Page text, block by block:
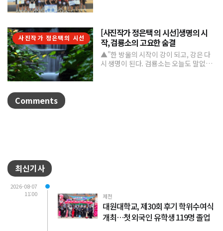
사진작가 정은택의 시선
[사진작가 정은택 의 시선]생명의 시
작, 검룡소의 고요한 숨결
▲"한 방울의 시작이 강이 되고, 강은 다
시 생명이 된다. 검룡소는 오늘도 말없이
Comments
최신기사
2026-08-07
11:00
제천
대원대학교, 제30회 후기 학위수여식
개최…첫 외국인 유학생 119명 졸업